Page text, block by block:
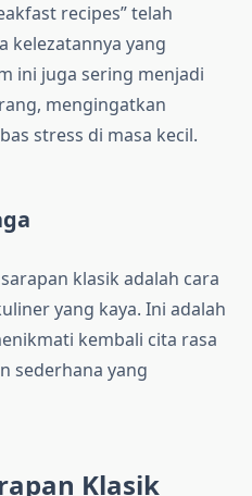
recipes” telah
kelezatannya yang
ini juga sering menjadi
mengingatkan
stress di masa kecil.
klasik adalah cara
yang kaya. Ini adalah
kembali cita rasa
sederhana yang
Klasik